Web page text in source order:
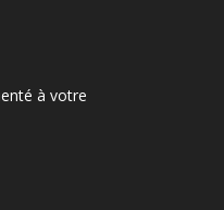
à votre